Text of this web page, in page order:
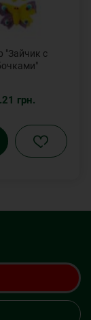
"Зайчик с
грн.